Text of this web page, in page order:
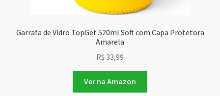
Garrafa de Vidro TopGet 520ml Soft com Capa Protetora
Amarela
R$ 33,99
Ver na Amazon